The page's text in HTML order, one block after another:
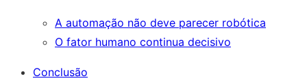
A automação não deve parecer robótica
O fator humano continua decisivo
Conclusão